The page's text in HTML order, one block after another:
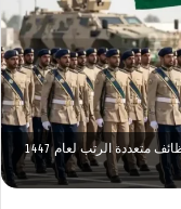
فرصة لا تُفوّت.. الحرس الوطني يعلن فتح التقديم لوظائف متعددة الرتب لعام 1447